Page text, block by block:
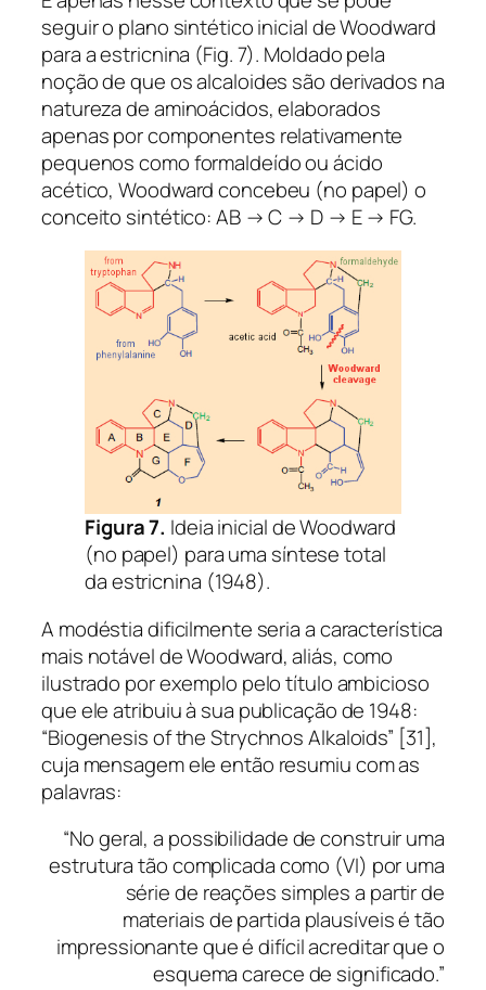
seguir o plano sintético inicial de Woodward
para a estricnina (Fig. 7). Moldado pela
noção de que os alcaloides são derivados na
natureza de aminoácidos, elaborados
apenas por componentes relativamente
pequenos como formaldeído ou ácido
acético, Woodward concebeu (no papel) o
conceito sintético: AB → C → D → E → FG.
Figura 7. Ideia inicial de Woodward
(no papel) para uma síntese total
da estricnina (1948).
A modéstia dificilmente seria a característica
mais notável de Woodward, aliás, como
ilustrado por exemplo pelo título ambicioso
que ele atribuiu à sua publicação de 1948:
“Biogenesis of the Strychnos Alkaloids” [31],
cuja mensagem ele então resumiu com as
palavras:
“No geral, a possibilidade de construir uma
estrutura tão complicada como (VI) por uma
série de reações simples a partir de
materiais de partida plausíveis é tão
impressionante que é difícil acreditar que o
esquema carece de significado.”